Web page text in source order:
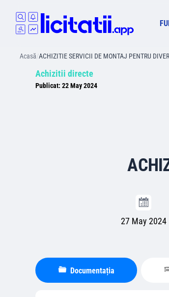
Acasă/ACHIZITIE SERVICII DE MONTAJ PENTRU
Achizitii directe
Publicat: 22 May 2024
27 May 2024
Documentația